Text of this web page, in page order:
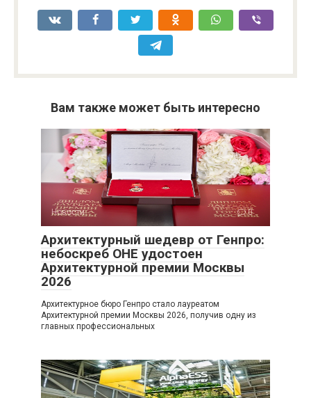
Вам также может быть интересно
Новости 0
Архитектурный шедевр от Генпро:
небоскреб ОНЕ удостоен
Архитектурной премии Москвы
2026
Архитектурное бюро Генпро стало лауреатом
Архитектурной премии Москвы 2026, получив одну из
главных профессиональных